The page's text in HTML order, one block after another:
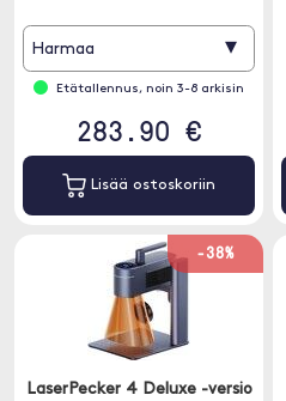
Harmaa ▾
Etätallennus, noin 3-8 arkisin
283.90 €
Lisää ostoskoriin
-38%
LaserPecker 4 Deluxe -versio